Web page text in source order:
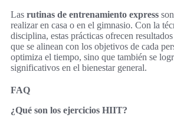
Las rutinas de entrenamiento express
realizar en casa o en el gimnasio. Con la
disciplina, estas prácticas ofrecen
que se alinean con los objetivos de cada
optimiza el tiempo, sino que también se
significativos en el bienestar general.
FAQ
¿Qué son los ejercicios HIIT?